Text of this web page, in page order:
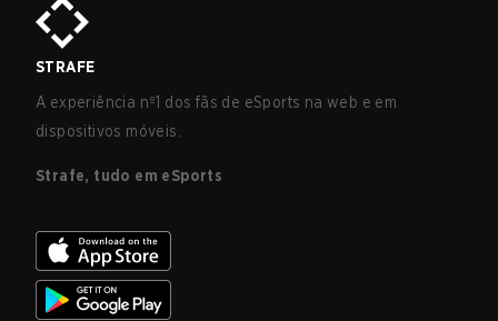
STRAFE
A experiência nº1 dos fãs de eSports na web e em
dispositivos móveis.
Strafe, tudo em eSports